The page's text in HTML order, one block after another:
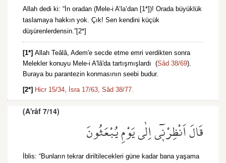
Allah dedi ki: “İn oradan (Mele-i A’la’dan [1*])! Orada büyüklük
taslamaya hakkın yok. Çık! Sen kendini küçük
düşürenlerdensin.”[2*]
[1*] Allah Teâlâ, Adem'e secde etme emri verdikten sonra
Melekler konuyu Mele-i A'lâ'da tartışmışlardı (Sâd 38/69).
Buraya bu parantezin konmasının seebi budur.
[2*] Hicr 15/34, İsra 17/63, Sâd 38/77.
(A'râf 7/14)
قَالَ اَنْظِرْن۪ٓي اِلٰى يَوْمِ يُبْعَثُونَ
İblis: “Bunların tekrar diriltilecekleri güne kadar bana yaşama